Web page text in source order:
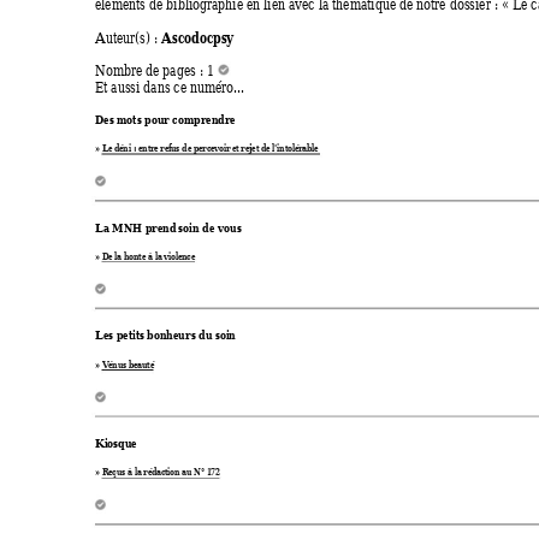
Auteur(s) : Ascodocpsy
Nombre de pages : 1
Et aussi dans ce numéro...
Des mots pour comprendre
» Le déni : entre refus de percevoir et rejet de l'intolérable
La MNH prend soin de vous
» De la honte à la violence
Les petits bonheurs du soin
» Vénus beauté
Kiosque
» Reçus à la rédaction au N° 172